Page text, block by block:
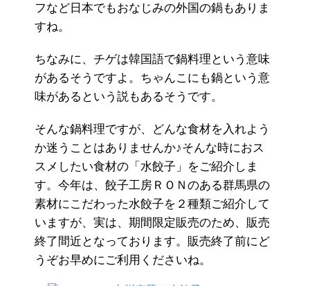
フなど日本でもおなじみの外国の鍋もありま
すね。
ちなみに、チゲは韓国語で鍋料理という意味
があるそうですよ。ちゃんこにも鍋という意
味があるという説もあるそうです。
そんな鍋料理ですが、どんな食材を入れよう
か迷うことはありませんか♪そんな時におス
スメしたい食材の「水餃子」をご紹介しま
す。今年は、餃子工房ＲＯＮのある群馬県の
素材にこだわった水餃子を２種類ご紹介して
いますが、実は、期間限定販売のため、販売
終了間近となっております。販売終了前にど
うぞお早めにご利用くださいね。